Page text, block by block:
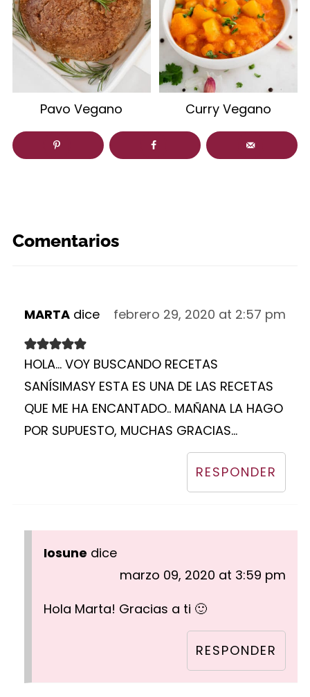
Pavo Vegano Curry Vegano
Comentarios
MARTA dice febrero 29, 2020 at 2:57 pm
HOLA... VOY BUSCANDO RECETAS
SANÍSIMASY ESTA ES UNA DE LAS RECETAS
QUE ME HA ENCANTADO.. MAÑANA LA HAGO
POR SUPUESTO, MUCHAS GRACIAS...
RESPONDER
Iosune dice
marzo 09, 2020 at 3:59 pm
Hola Marta! Gracias a ti 🙂
RESPONDER